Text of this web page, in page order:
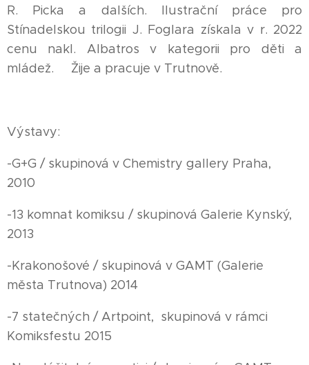
R. Picka a dalších. Ilustrační práce pro
Stínadelskou trilogii J. Foglara získala v r. 2022
cenu nakl. Albatros v kategorii pro děti a
mládež. Žije a pracuje v Trutnově.
Výstavy:
-G+G / skupinová v Chemistry gallery Praha,
2010
-13 komnat komiksu / skupinová Galerie Kynský,
2013
-Krakonošové / skupinová v GAMT (Galerie
města Trutnova) 2014
-7 statečných / Artpoint, skupinová v rámci
Komiksfestu 2015